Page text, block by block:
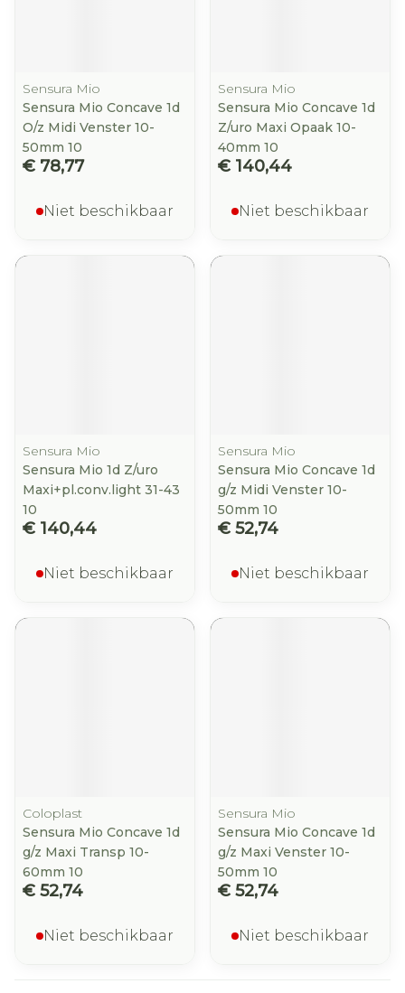
Sensura Mio
Sensura Mio Concave 1d
O/z Midi Venster 10-
50mm 10
€ 78,77
Niet beschikbaar
Sensura Mio
Sensura Mio Concave 1d
Z/uro Maxi Opaak 10-
40mm 10
€ 140,44
Niet beschikbaar
Sensura Mio
Sensura Mio 1d Z/uro
Maxi+pl.conv.light 31-43
10
€ 140,44
Niet beschikbaar
Sensura Mio
Sensura Mio Concave 1d
g/z Midi Venster 10-
50mm 10
€ 52,74
Niet beschikbaar
Coloplast
Sensura Mio Concave 1d
g/z Maxi Transp 10-
60mm 10
€ 52,74
Niet beschikbaar
Sensura Mio
Sensura Mio Concave 1d
g/z Maxi Venster 10-
50mm 10
€ 52,74
Niet beschikbaar